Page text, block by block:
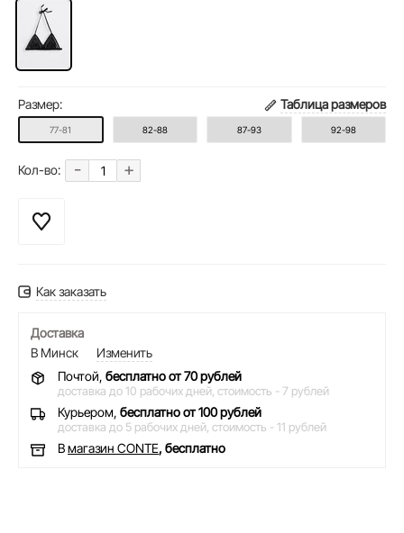
Размер: Таблица размеров
77-81 82-88 87-93 92-98
Кол-во: - +
Как заказать
Доставка
В Минск
Изменить
Почтой, бесплатно от 70 рублей
доставка до 10 рабочих дней, стоимость - 7 рублей
Курьером, бесплатно от 100 рублей
доставка до 5 рабочих дней, стоимость - 11 рублей
Вмагазин CONTE, бесплатно